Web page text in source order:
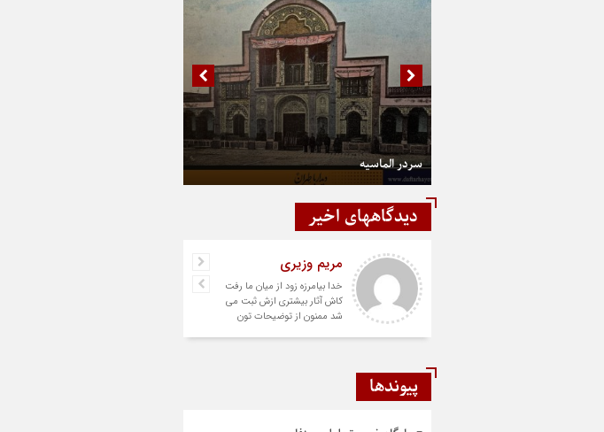
سردر الماسیه
دیدگاههای اخیر
مریم وزیری
خدا بیامرزه زود از میان ما رفت
کاش آثار بیشتری ازش ثبت می
شد ممنون از توضیحات تون
پیوندها